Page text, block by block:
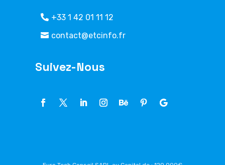
+33 1 42 01 11 12
contact@etcinfo.fr
Suivez-Nous